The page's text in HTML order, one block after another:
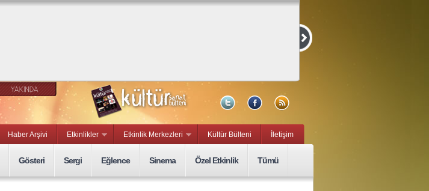
Haber Arşivi Etkinlikler Etkinlik Merkezleri Kültür Bülteni İletişim
Gösteri Sergi Eğlence Sinema Özel Etkinlik Tümü